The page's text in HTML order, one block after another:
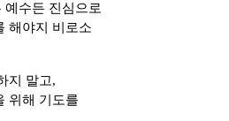
예수든 진심으로
해야지 비로소
지 말고,
위해 기도를